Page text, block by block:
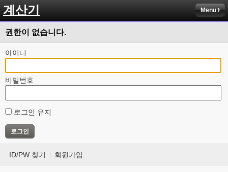
계산기 Menu
권한이 없습니다.
아이디
비밀번호
로그인 유지
ID/PW 찾기 회원가입